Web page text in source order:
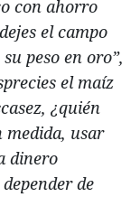
con ahorro
el campo
peso en oro”,
el maíz
¿quién
medida, usar
dinero
de